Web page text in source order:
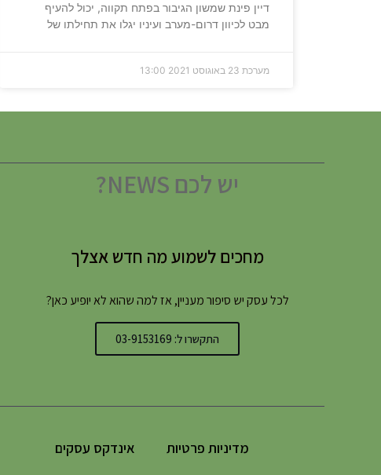
דיין פינת שמשון הגיבור בפתח תקווה, יכול להעיף
מבט לכיוון דרום-מערב ועיניו יגלו את תחילתו של
מערכת 23 באוגוסט 2021 13:00
יש לכם NEWS?
מחכים לשמוע מה חדש אצלך
לכל עסק יש סיפור מעניין, אז למה שהוא לא יופיע כאן?
התקשרו ל: 03-9153169
מדיניות פרטיות אינדקס עסקים